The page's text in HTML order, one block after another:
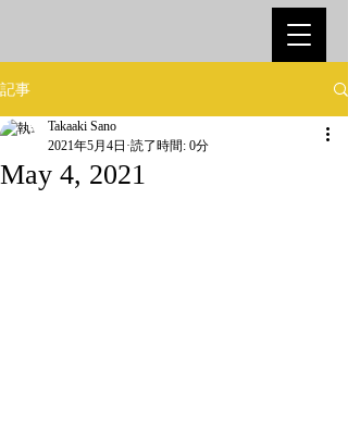
記事
May 4, 2021
Takaaki Sano
2021年5月4日 読了時間: 0分